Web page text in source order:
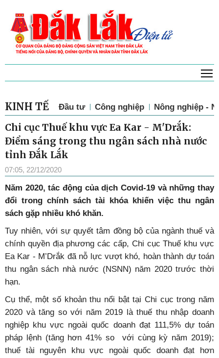
KINH TẾ Đầu tư Công nghiệp Nông nghiệp -
Chi cục Thuế khu vực Ea Kar - M'Drắk:
Điểm sáng trong thu ngân sách nhà nước
tỉnh Đắk Lắk
07:05, 22/12/2020
Năm 2020, tác động của dịch Covid-19 và những thay
đổi trong chính sách tài khóa khiến việc thu ngân
sách gặp nhiều khó khăn.
Tuy nhiên, với sự quyết tâm đồng bộ của ngành thuế và
chính quyền địa phương các cấp, Chi cục Thuế khu vực
Ea Kar - M’Drắk đã nỗ lực vượt khó, hoàn thành dự toán
thu ngân sách nhà nước (NSNN) năm 2020 trước thời
hạn.
Cụ thể, một số khoản thu nổi bật tại Chi cục trong năm
2020 và tăng so với năm 2019 là thuế thu nhập doanh
nghiệp khu vực ngoài quốc doanh đạt 111,5% dự toán
pháp lệnh (tăng hơn 41% so với cùng kỳ năm 2019);
thuế tài nguyên khu vực ngoài quốc doanh đạt hơn